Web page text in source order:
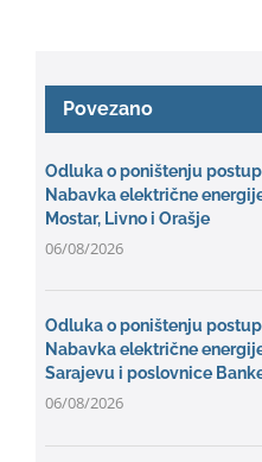
Povezano
Odluka o poništenju
Nabavka električne
Mostar, Livno i Orašje
06/08/2026
Odluka o poništenju
Nabavka električne
Sarajevu i poslovnice
06/08/2026